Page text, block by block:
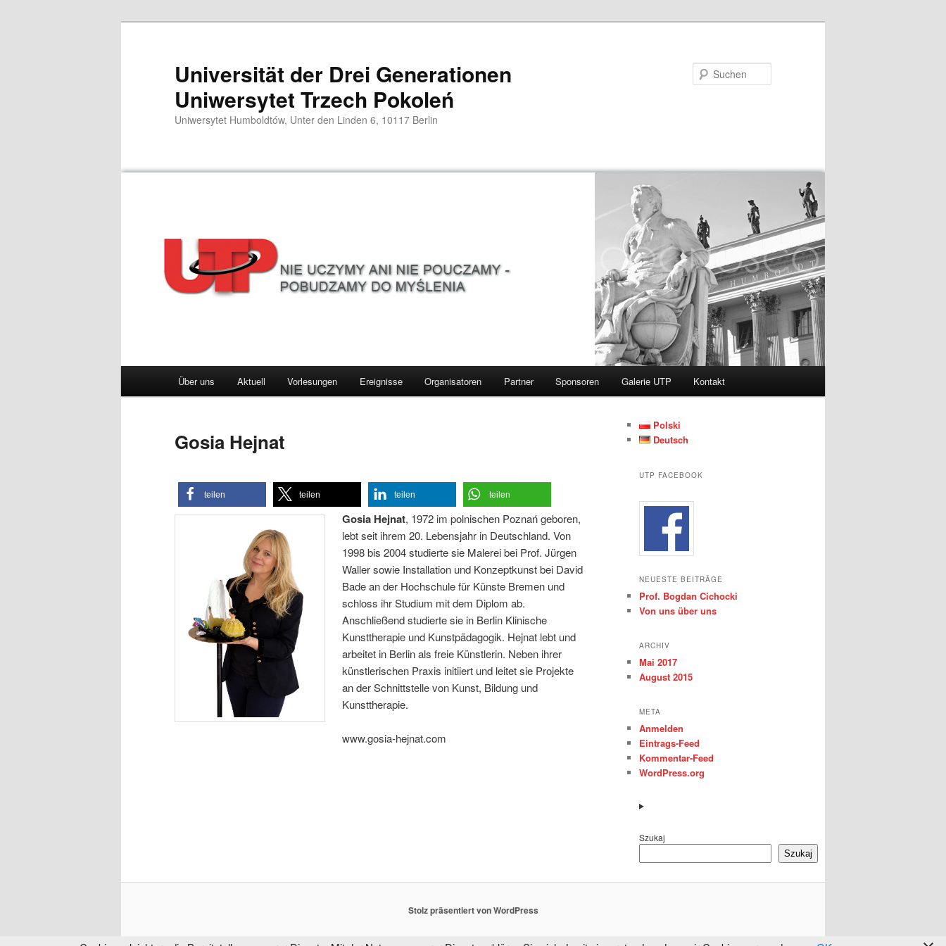
Universität der Drei Generationen
Uniwersytet Trzech Pokoleń
Uniwersytet Humboldtów, Unter den Linden 6, 10117 Berlin
Über uns Aktuell Vorlesungen Ereignisse Organisatoren Partner Sponsoren Galerie UTP Kontakt
Gosia Hejnat
teilen teilen teilen teilen
Gosia Hejnat, 1972 im polnischen Poznań geboren,
lebt seit ihrem 20. Lebensjahr in Deutschland. Von
1998 bis 2004 studierte sie Malerei bei Prof. Jürgen
Waller sowie Installation und Konzeptkunst bei David
Bade an der Hochschule für Künste Bremen und
schloss ihr Studium mit dem Diplom ab.
Anschließend studierte sie in Berlin Klinische
Kunsttherapie und Kunstpädagogik. Hejnat lebt und
arbeitet in Berlin als freie Künstlerin. Neben ihrer
künstlerischen Praxis initiiert und leitet sie Projekte
an der Schnittstelle von Kunst, Bildung und
Kunsttherapie.
www.gosia-hejnat.com
Polski
Deutsch
UTP FACEBOOK
NEUESTE BEITRÄGE
Prof. Bogdan Cichocki
Von uns über uns
ARCHIV
Mai 2017
August 2015
META
Anmelden
Eintrags-Feed
Kommentar-Feed
WordPress.org
Szukaj
Szukaj
Stolz präsentiert von WordPress